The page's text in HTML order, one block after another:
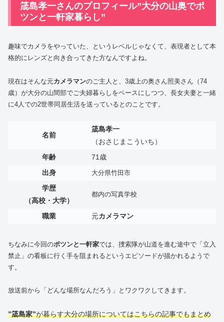
筬島孝一さんのプロフィール”大分の山奥でポ
ツンと一軒家暮らし”
趣味でカメラをやっていた、というレベルじゃなくて、表現者として本
格的にレンズと向き合ってきた方なんですよね。
現在はそんな元カメラマンのご主人と、3歳上の奥さん照美さん（74
歳）が大分の山間部でご夫婦暮らしをベースにしつつ、長女夫妻と一緒
に4人での2世帯同居生活を送っているとのことです。
名前
筬島孝一
（おさじまこういち）
年齢
71歳
出身
大分県竹田市
学歴
（高校・大学）
都内の写真学校
職業 元カメラマン
ちなみに今回のポツンと一軒家では、捜索隊が山道を進む途中で「立入
禁止」の看板に行く手を阻まれるというエピソードが描かれるようで
す。
放送前から「どんな場所なんだろう」とワクワクしてきます。
”筬島家”が暮らす大分の場所についてはこちらの記事でもまとめ